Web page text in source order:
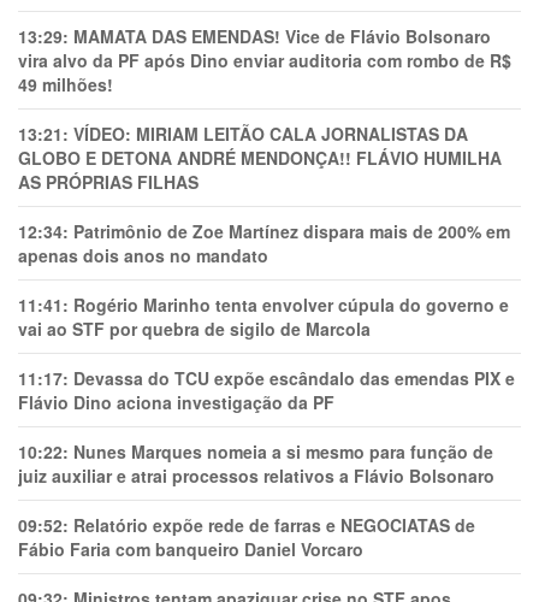
13:29: MAMATA DAS EMENDAS! Vice de Flávio Bolsonaro
vira alvo da PF após Dino enviar auditoria com rombo de R$
49 milhões!
13:21: VÍDEO: MIRIAM LEITÃO CALA JORNALISTAS DA
GLOBO E DETONA ANDRÉ MENDONÇA!! FLÁVIO HUMILHA
AS PRÓPRIAS FILHAS
12:34: Patrimônio de Zoe Martínez dispara mais de 200% em
apenas dois anos no mandato
11:41: Rogério Marinho tenta envolver cúpula do governo e
vai ao STF por quebra de sigilo de Marcola
11:17: Devassa do TCU expõe escândalo das emendas PIX e
Flávio Dino aciona investigação da PF
10:22: Nunes Marques nomeia a si mesmo para função de
juiz auxiliar e atrai processos relativos a Flávio Bolsonaro
09:52: Relatório expõe rede de farras e NEGOCIATAS de
Fábio Faria com banqueiro Daniel Vorcaro